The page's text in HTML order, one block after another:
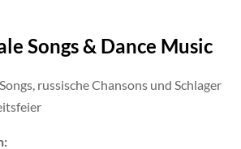
Songs & Dance Music
russische Chansons und Schlager